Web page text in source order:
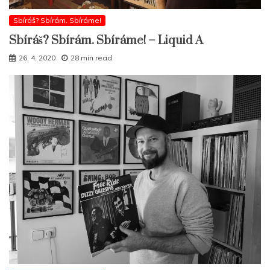
Sbíráš? Sbírám. Sbíráme!
Sbíráš? Sbírám. Sbíráme! – Liquid A
26. 4. 2020 28 min read